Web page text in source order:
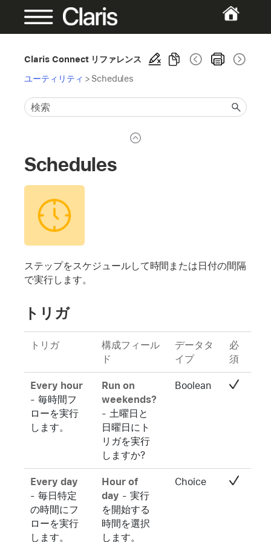
Claris Connect リファレンス
ユーティリティ > Schedules
Schedules
ステップをスケジュールして時間または日付の間隔
で実行します。
トリガ
トリガ
構成フィール
ド
データタ
イプ
必
須
Every hour
- 毎時間フ
ローを実行
します。
Run on
weekends?
- 土曜日と
日曜日にト
リガを実行
しますか?
Boolean
Every day
- 毎日特定
の時間にフ
ローを実行
します。
Hour of
day - 実行
を開始する
時間を選択
します。
Choice